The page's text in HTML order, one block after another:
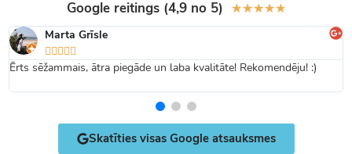
Google reitings (4,9 no 5) ★★★★★
Marta Grīsle
    
Ērts sēžammais, ātra piegāde un laba kvalitāte! Rekomendēju! :)
Skatīties visas Google atsauksmes